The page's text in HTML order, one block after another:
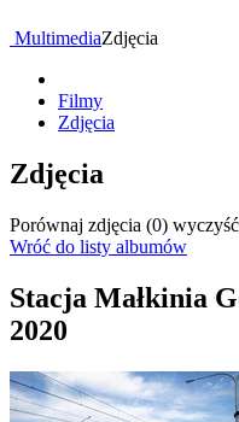
MultimediaZdjęcia
Filmy
Zdjęcia
Zdjęcia
Porównaj zdjęcia (0)
Wróć do listy albumów
Stacja Małkinia
2020